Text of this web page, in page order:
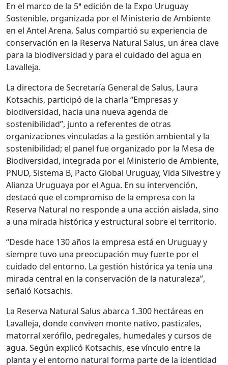
En el marco de la 5ª edición de la Expo Uruguay
Sostenible, organizada por el Ministerio de Ambiente
en el Antel Arena, Salus compartió su experiencia de
conservación en la Reserva Natural Salus, un área clave
para la biodiversidad y para el cuidado del agua en
Lavalleja.
La directora de Secretaría General de Salus, Laura
Kotsachis, participó de la charla “Empresas y
biodiversidad, hacia una nueva agenda de
sostenibilidad”, junto a referentes de otras
organizaciones vinculadas a la gestión ambiental y la
sostenibilidad; el panel fue organizado por la Mesa de
Biodiversidad, integrada por el Ministerio de Ambiente,
PNUD, Sistema B, Pacto Global Uruguay, Vida Silvestre y
Alianza Uruguaya por el Agua. En su intervención,
destacó que el compromiso de la empresa con la
Reserva Natural no responde a una acción aislada, sino
a una mirada histórica y estructural sobre el territorio.
“Desde hace 130 años la empresa está en Uruguay y
siempre tuvo una preocupación muy fuerte por el
cuidado del entorno. La gestión histórica ya tenía una
mirada central en la conservación de la naturaleza”,
señaló Kotsachis.
La Reserva Natural Salus abarca 1.300 hectáreas en
Lavalleja, donde conviven monte nativo, pastizales,
matorral xerófilo, pedregales, humedales y cursos de
agua. Según explicó Kotsachis, ese vínculo entre la
planta y el entorno natural forma parte de la identidad